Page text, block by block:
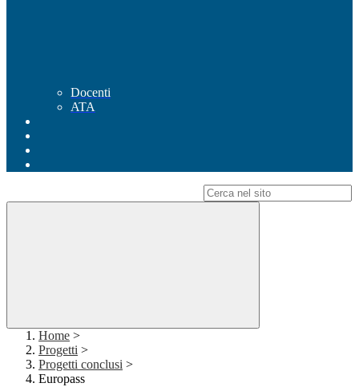
Docenti
ATA
Home >
Progetti >
Progetti conclusi >
Europass